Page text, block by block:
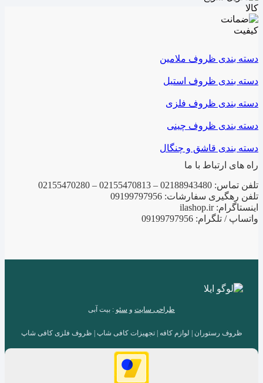
دسته بندی ظروف ملامین
دسته بندی ظروف استیل
دسته بندی ظروف فلزی
دسته بندی ظروف چینی
دسته بندی قاشق و چنگال
راه های ارتباط با ما
تلفن تماس: 02188943480 – 02155470813 – 02155470280
تلفن رهگیری سفارشات: 09199797956
اینستاگرام: ilashop.ir
واتساپ / تلگرام: 09199797956
طراحی سایت و سئو : بیت آبی
ظروف رستوران | لوازم کافه | تجهیزات کافی شاپ | ظروف فلزی کافی شاپ